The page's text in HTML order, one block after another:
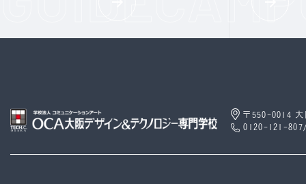
〒550-0014 大
0120-121-